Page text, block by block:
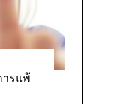
ารแพ้